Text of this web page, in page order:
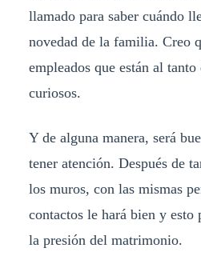
llamado para saber cuándo
novedad de la familia. Creo
empleados que están al
curiosos.
Y de alguna manera, será
tener atención. Después de
los muros, con las mismas
contactos le hará bien y esto
la presión del matrimonio.